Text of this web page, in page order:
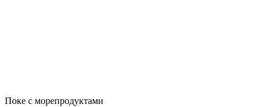
Поке с морепродуктами